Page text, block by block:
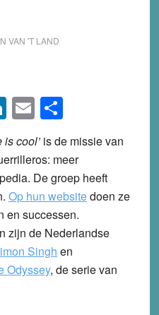
VAN 'T LAND
LinkedIn
EmailShare
is cool’ is de missie van
meer
De groep heeft
Op hun websitedoen ze
en successen.
zijn de Nederlandse
Singh en
Odyssey, de serie van